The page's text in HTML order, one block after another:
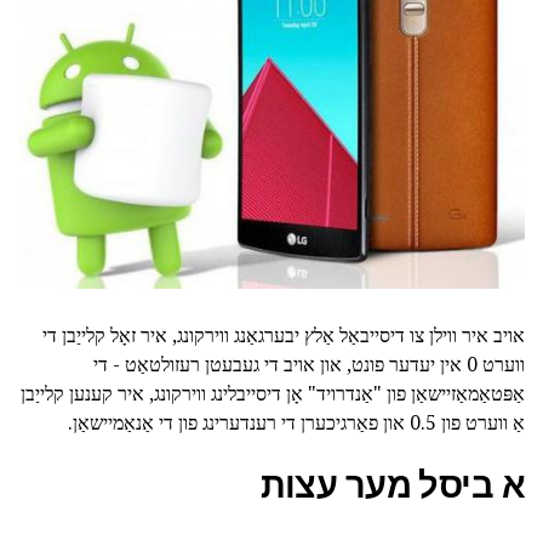
אויב איר ווילן צו דיסייבאַל אַלץ יבערגאַנג ווירקונג, איר זאָל קלייַבן די
ווערט 0 אין יעדער פונט, און אויב די געבעטן רעזולטאַט - די
אַפּטאַמאַזיישאַן פון "אַנדרויד" אָן דיסייבלינג ווירקונג, איר קענען קלייַבן
אַ ווערט פון 0.5 און פאַרגיכערן די רענדערינג פון די אַנאַמיישאַן.
א ביסל מער עצות